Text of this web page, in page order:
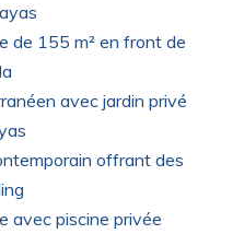
de 155 m² en front de
avec jardin privé
offrant des
avec piscine privée